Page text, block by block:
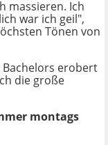
massieren. Ich
war ich geil",
Tönen von
Bachelors erobert
die große
montags